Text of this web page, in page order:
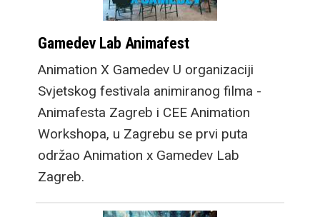
Gamedev Lab Animafest
Animation X Gamedev U organizaciji
Svjetskog festivala animiranog filma -
Animafesta Zagreb i CEE Animation
Workshopa, u Zagrebu se prvi puta
održao Animation x Gamedev Lab
Zagreb.